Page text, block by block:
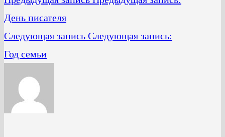
День писателя
Следующая запись Следующая запись:
Год семьи